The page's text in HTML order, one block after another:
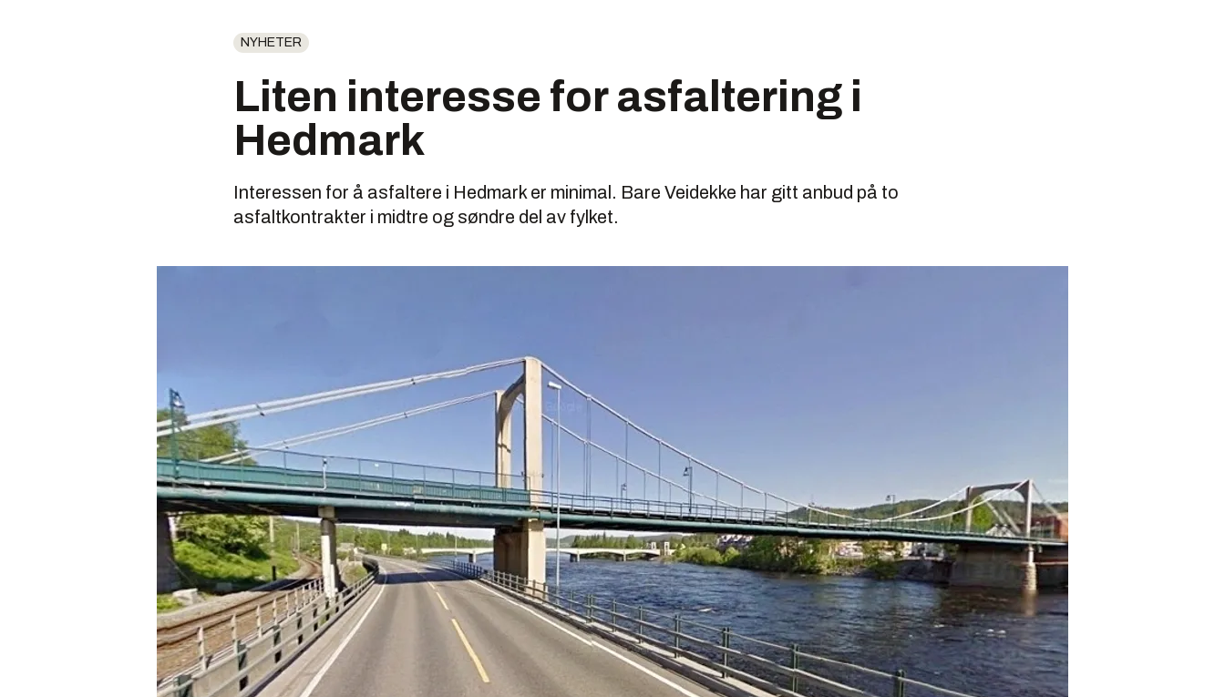
NYHETER
Liten interesse for asfaltering i
Hedmark
Interessen for å asfaltere i Hedmark er minimal. Bare Veidekke har gitt anbud på to
asfaltkontrakter i midtre og søndre del av fylket.